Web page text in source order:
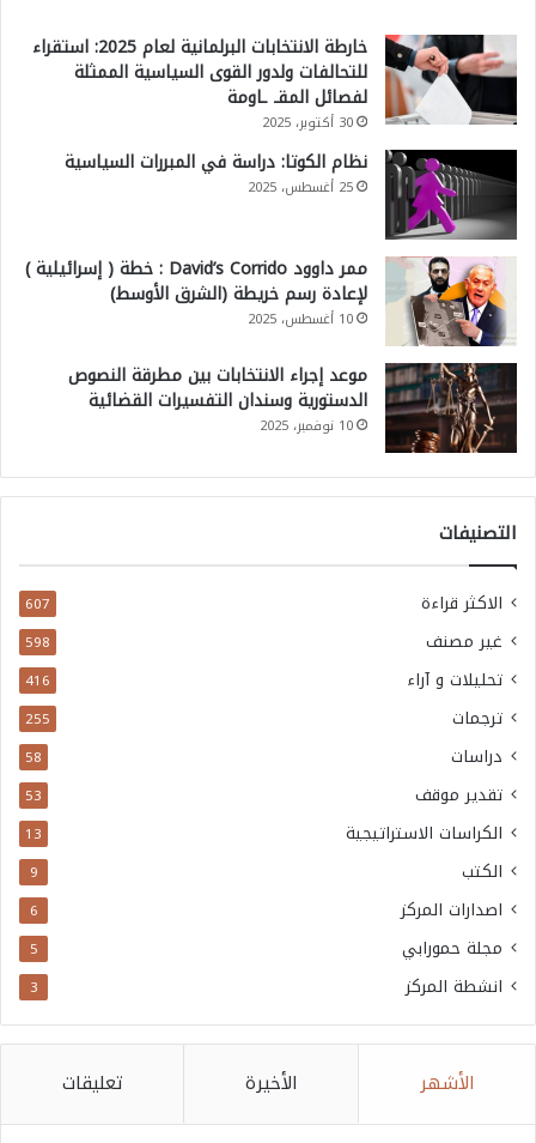
خارطة الانتخابات البرلمانية لعام 2025: استقراء
للتحالفات ولدور القوى السياسية الممثلة
لفصائل المقـ ـاومة
30 أكتوبر، 2025
نظام الكوتا: دراسة في المبررات السياسية
25 أغسطس، 2025
ممر داوود David’s Corrido : خطة ( إسرائيلية )
لإعادة رسم خريطة (الشرق الأوسط)
10 أغسطس، 2025
موعد إجراء الانتخابات بين مطرقة النصوص
الدستورية وسندان التفسيرات القضائية
10 نوفمبر، 2025
التصنيفات
الاكثر قراءة 607
غير مصنف 598
تحليلات و آراء 416
ترجمات 255
دراسات 58
تقدير موقف 53
الكراسات الاستراتيجية 13
الكتب 9
اصدارات المركز 6
مجلة حمورابي 5
انشطة المركز 3
الأشهر الأخيرة تعليقات